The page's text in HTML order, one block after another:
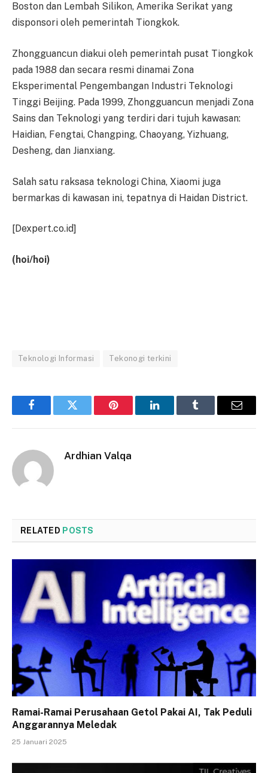
Boston dan Lembah Silikon, Amerika Serikat yang
disponsori oleh pemerintah Tiongkok.
Zhongguancun diakui oleh pemerintah pusat Tiongkok
pada 1988 dan secara resmi dinamai Zona
Eksperimental Pengembangan Industri Teknologi
Tinggi Beijing. Pada 1999, Zhongguancun menjadi Zona
Sains dan Teknologi yang terdiri dari tujuh kawasan:
Haidian, Fengtai, Changping, Chaoyang, Yizhuang,
Desheng, dan Jianxiang.
Salah satu raksasa teknologi China, Xiaomi juga
bermarkas di kawasan ini, tepatnya di Haidan District.
[Dexpert.co.id]
(hoi/hoi)
Teknologi Informasi Tekonogi terkini
FacebookTwitter Pinterest LinkedInTumblr Email
Ardhian Valqa
RELATED POSTS
Ramai-Ramai Perusahaan Getol Pakai AI, Tak Peduli
Anggarannya Meledak
25 Januari 2025